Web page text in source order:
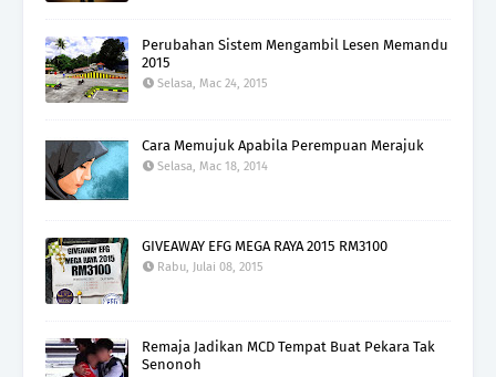
Perubahan Sistem Mengambil Lesen Memandu
2015
Selasa, Mac 24, 2015
Cara Memujuk Apabila Perempuan Merajuk
Selasa, Mac 18, 2014
GIVEAWAY EFG MEGA RAYA 2015 RM3100
Rabu, Julai 08, 2015
Remaja Jadikan MCD Tempat Buat Pekara Tak
Senonoh